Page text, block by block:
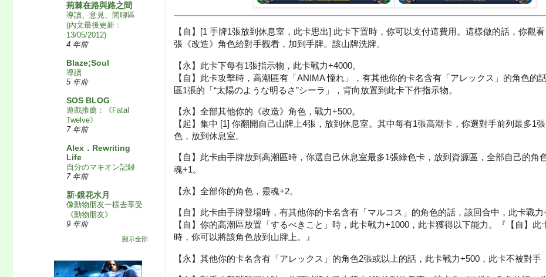
【自】[1 手牌1張放到休息室，此卡思出] 此卡下置時，你可以支付這費用。這樣做的話，你觀
張《改造》角色給對手觀看，加到手牌。該山牌洗牌。
【永】此卡下每有1張指示物，此卡戰力+4000。
【自】此卡攻擊時，高潮區有「ANIMA 憧れ」，有其他你的卡名含有「アレックス」的角色的
區1張的「“太陽のような明るさ”シーラ」，背向放置到此卡下作指示物。
【永】全部其他你的《改造》角色，戰力+500。
【起】集中 [1] 你翻開自己山牌上4張，放到休息室。其中每有1張高潮卡，你選對手前列最多1
色，放到休息室。
【自】此卡由手牌放到高潮區時，你選自己休息室最多1張綠色卡，放到資源區，全部自己的角
魂+1。
【永】全部你的角色，靈魂+2。
【自】此卡由手牌登場時，有其他你的卡名含有「マルコス」的角色的話，該回合中，此卡戰力
【自】你的高潮區放置「するべきこと」時，此卡戰力+1000，此卡獲得以下能力。『【自】此
時，你可以將該角色放到山牌上。』
【永】其他你的卡名含有「アレックス」的角色2張或以上的話，此卡戰力+500，此卡不被對手
荊棘在路與路之間
導讀、意見、閒聊區
(內文最後更新﹕
13/05/2012)
4 年前
Blaze;Soul
導讀
5 年前
SOS BLOG
遊戲推薦：《Fatal
Twelve》
7 年前
Alex．Rewriting
Life
自分のマキオン記録
7 年前
新‧鏡花水月
像動物朋友一樣去享受
《動物朋友》
9 年前
顯示全部